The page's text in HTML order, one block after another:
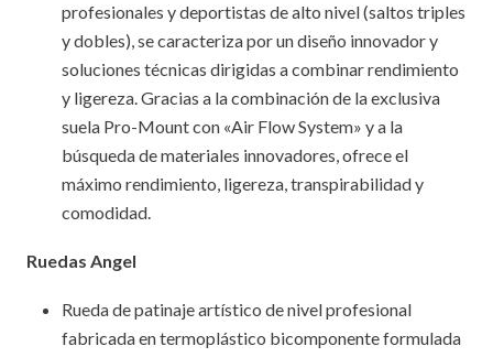
profesionales y deportistas de alto nivel (saltos triples
y dobles), se caracteriza por un diseño innovador y
soluciones técnicas dirigidas a combinar rendimiento
y ligereza. Gracias a la combinación de la exclusiva
suela Pro-Mount con «Air Flow System» y a la
búsqueda de materiales innovadores, ofrece el
máximo rendimiento, ligereza, transpirabilidad y
comodidad.
Ruedas Angel
Rueda de patinaje artístico de nivel profesional
fabricada en termoplástico bicomponente formulada